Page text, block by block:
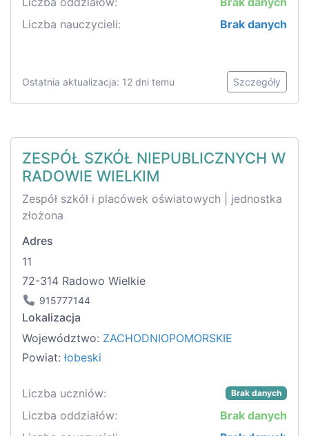
Liczba nauczycieli:
Brak danych
Ostatnia aktualizacja: 12 dni temu Szczegóły
ZESPÓŁ SZKÓŁ NIEPUBLICZNYCH W
RADOWIE WIELKIM
Zespół szkół i placówek oświatowych | jednostka
złożona
Adres
11
72-314 Radowo Wielkie
915777144
Lokalizacja
Województwo: ZACHODNIOPOMORSKIE
Powiat: łobeski
Liczba uczniów: Brak danych
Liczba oddziałów:
Brak danych